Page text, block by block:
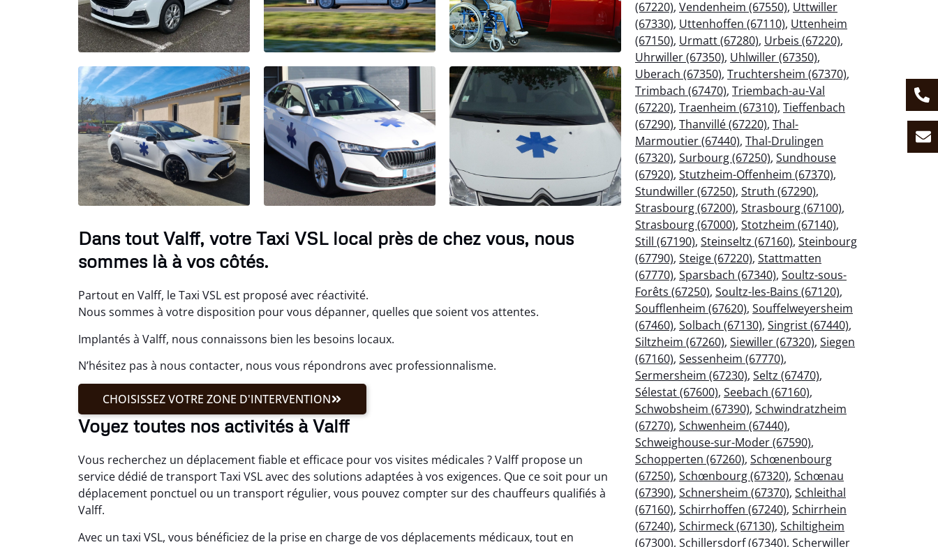
Dans tout Valff, votre Taxi VSL local près de chez vous, nous
sommes là à vos côtés.
Partout en Valff, le Taxi VSL est proposé avec réactivité.
Nous sommes à votre disposition pour vous dépanner, quelles que soient vos attentes.
Implantés à Valff, nous connaissons bien les besoins locaux.
N’hésitez pas à nous contacter, nous vous répondrons avec professionnalisme.
CHOISISSEZ VOTRE ZONE D'INTERVENTION
Voyez toutes nos activités à Valff
Vous recherchez un déplacement fiable et efficace pour vos visites médicales ? Valff propose un
service dédié de transport Taxi VSL avec des solutions adaptées à vos exigences. Que ce soit pour un
déplacement ponctuel ou un transport régulier, vous pouvez compter sur des chauffeurs qualifiés à
Valff.
Avec un taxi VSL, vous bénéficiez de la prise en charge de vos déplacements médicaux, tout en
(67220), Vendenheim (67550), Uttwiller
(67330), Uttenhoffen (67110), Uttenheim
(67150), Urmatt (67280), Urbeis (67220),
Uhrwiller (67350), Uhlwiller (67350),
Uberach (67350), Truchtersheim (67370),
Trimbach (67470), Triembach-au-Val
(67220), Traenheim (67310), Tieffenbach
(67290), Thanvillé (67220), Thal-
Marmoutier (67440), Thal-Drulingen
(67320), Surbourg (67250), Sundhouse
(67920), Stutzheim-Offenheim (67370),
Stundwiller (67250), Struth (67290),
Strasbourg (67200), Strasbourg (67100),
Strasbourg (67000), Stotzheim (67140),
Still (67190), Steinseltz (67160), Steinbourg
(67790), Steige (67220), Stattmatten
(67770), Sparsbach (67340), Soultz-sous-
Forêts (67250), Soultz-les-Bains (67120),
Soufflenheim (67620), Souffelweyersheim
(67460), Solbach (67130), Singrist (67440),
Siltzheim (67260), Siewiller (67320), Siegen
(67160), Sessenheim (67770),
Sermersheim (67230), Seltz (67470),
Sélestat (67600), Seebach (67160),
Schwobsheim (67390), Schwindratzheim
(67270), Schwenheim (67440),
Schweighouse-sur-Moder (67590),
Schopperten (67260), Schœnenbourg
(67250), Schœnbourg (67320), Schœnau
(67390), Schnersheim (67370), Schleithal
(67160), Schirrhoffen (67240), Schirrhein
(67240), Schirmeck (67130), Schiltigheim
(67300), Schillersdorf (67340), Scherwiller